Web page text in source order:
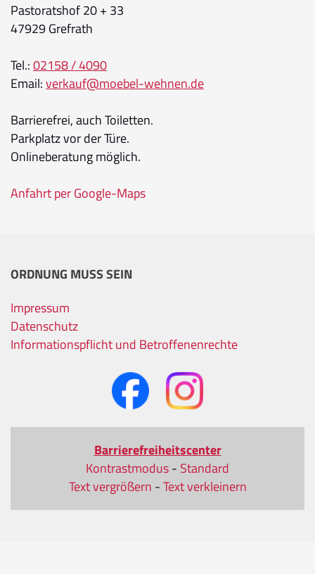
Pastoratshof 20 + 33
47929 Grefrath
Tel.:02158 / 4090
Email:verkauf@moebel-wehnen.de
Barrierefrei, auch Toiletten.
Parkplatz vor der Türe.
Onlineberatung möglich.
Anfahrt per Google-Maps
ORDNUNG MUSS SEIN
Impressum
Datenschutz
Informationspflicht und Betroffenenrechte
Barrierefreiheitscenter
Kontrastmodus- Standard
Text vergrößern -Text verkleinern